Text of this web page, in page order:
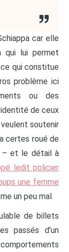
car elle
qui lui permet
qui constitue
problème ici
ou des
de ceux
soutenir
certes roué de
– et le détail à
ledit policier
une femme
un peu mal.
de billets
passés d'un